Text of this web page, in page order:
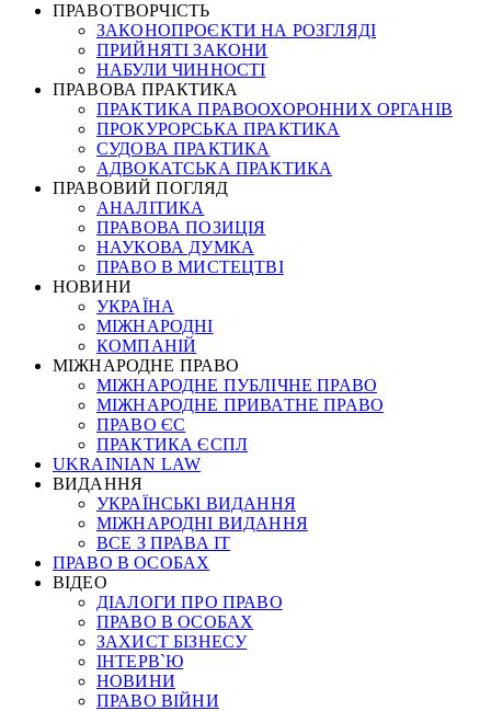
ПРАВОТВОРЧІСТЬ
ЗАКОНОПРОЄКТИ НА РОЗГЛЯДІ
ПРИЙНЯТІ ЗАКОНИ
НАБУЛИ ЧИННОСТІ
ПРАВОВА ПРАКТИКА
ПРАКТИКА ПРАВООХОРОННИХ ОРГАНІВ
ПРОКУРОРСЬКА ПРАКТИКА
СУДОВА ПРАКТИКА
АДВОКАТСЬКА ПРАКТИКА
ПРАВОВИЙ ПОГЛЯД
АНАЛІТИКА
ПРАВОВА ПОЗИЦІЯ
НАУКОВА ДУМКА
ПРАВО В МИСТЕЦТВІ
НОВИНИ
УКРАЇНА
МІЖНАРОДНІ
КОМПАНІЙ
МІЖНАРОДНЕ ПРАВО
МІЖНАРОДНЕ ПУБЛІЧНЕ ПРАВО
МІЖНАРОДНЕ ПРИВАТНЕ ПРАВО
ПРАВО ЄС
ПРАКТИКА ЄСПЛ
UKRAINIAN LAW
ВИДАННЯ
УКРАЇНСЬКІ ВИДАННЯ
МІЖНАРОДНІ ВИДАННЯ
ВСЕ З ПРАВА ІТ
ПРАВО В ОСОБАХ
ВІДЕО
ДІАЛОГИ ПРО ПРАВО
ПРАВО В ОСОБАХ
ЗАХИСТ БІЗНЕСУ
ІНТЕРВ`Ю
НОВИНИ
ПРАВО ВІЙНИ